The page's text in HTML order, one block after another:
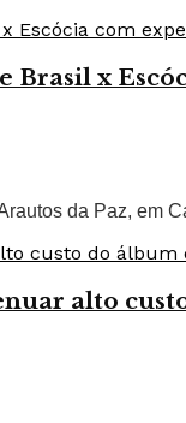
Brasil x
da Paz, em
alto